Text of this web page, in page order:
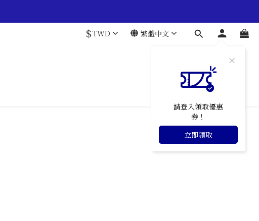
$TWD 繁體中文
請登入領取優惠
券！
立即領取